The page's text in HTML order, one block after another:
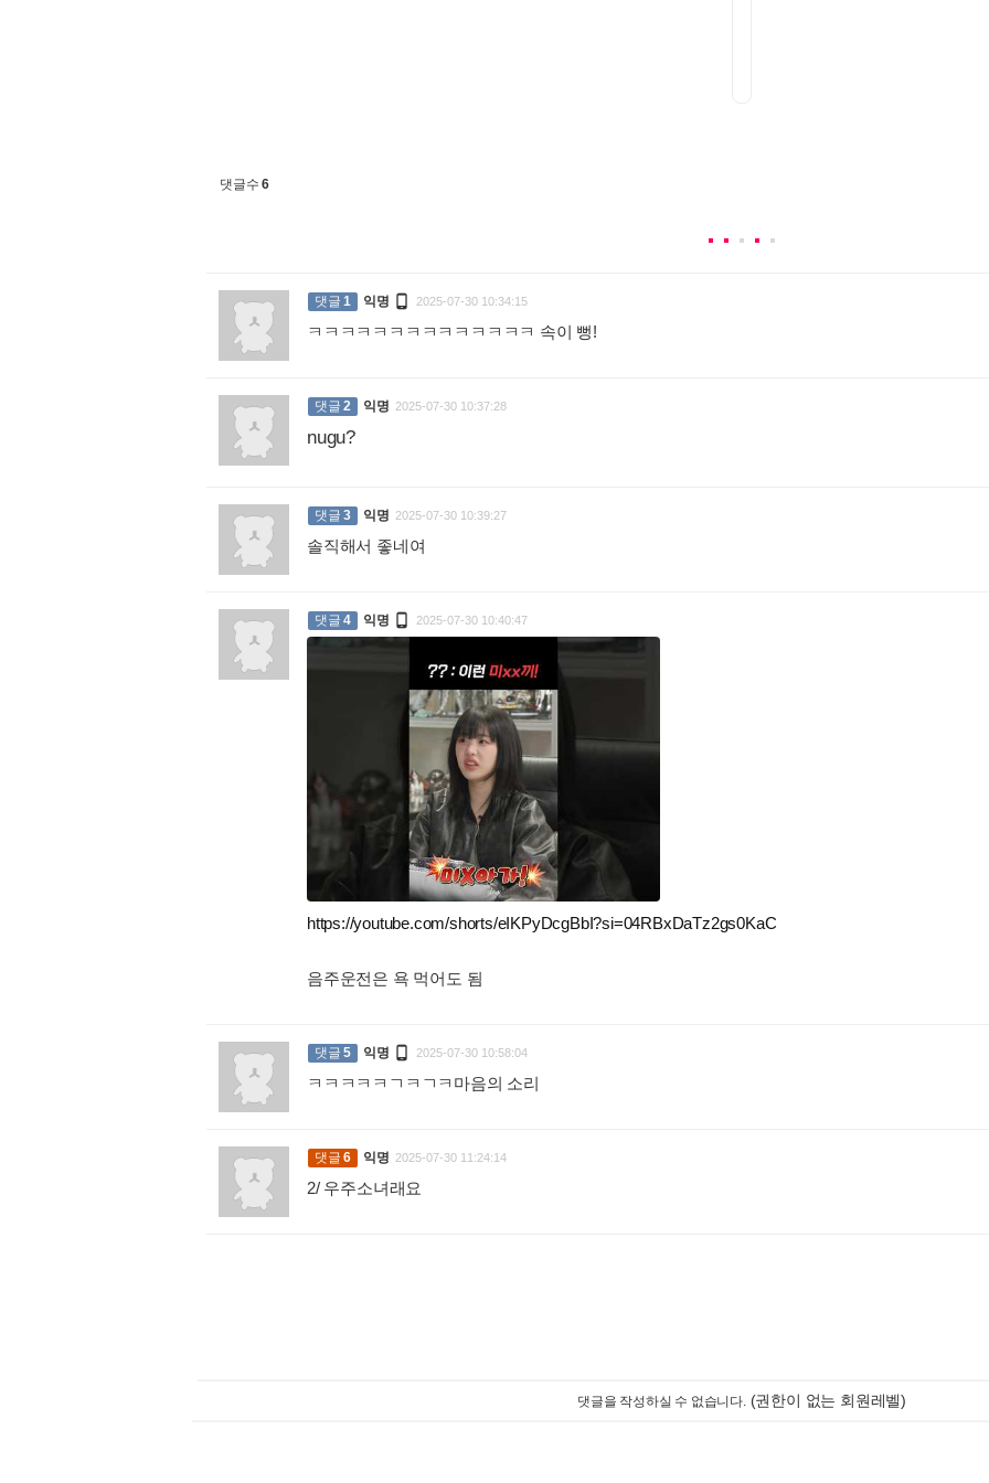
댓글수6
댓글1 익명  2025-07-30 10:34:15
ㅋㅋㅋㅋㅋㅋㅋㅋㅋㅋㅋㅋㅋㅋ 속이 뻥!
댓글2 익명 2025-07-30 10:37:28
nugu?
댓글3 익명 2025-07-30 10:39:27
솔직해서 좋네여
댓글4 익명  2025-07-30 10:40:47
https://youtube.com/shorts/eIKPyDcgBbI?si=04RBxDaTz2gs0KaC
음주운전은 욕 먹어도 됨
댓글5 익명  2025-07-30 10:58:04
ㅋㅋㅋㅋㅋㄱㅋㄱㅋ마음의 소리
댓글6 익명 2025-07-30 11:24:14
2/ 우주소녀래요
댓글을 작성하실 수 없습니다. (권한이 없는 회원레벨)